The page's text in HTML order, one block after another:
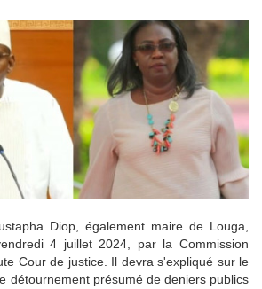
Diop, également maire de Louga,
4 juillet 2024, par la Commission
Cour de justice. Il devra s'expliqué sur le
détournement présumé de deniers publics